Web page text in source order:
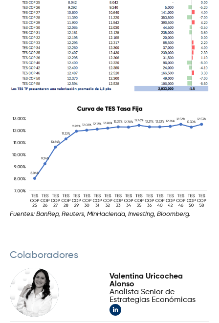
Fuentes: BanRep, Reuters, MinHacienda, Investing, Bloomberg.
Colaboradores
Valentina Uricochea
Alonso
Analista Senior de
Estrategias Económicas